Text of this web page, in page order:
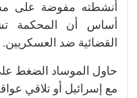
أنشطته مفوضة على
أساس أن المحكمة
القضائية ضد العسكريين.
حاول الموساد الضغط
مع إسرائيل أو تلاقي